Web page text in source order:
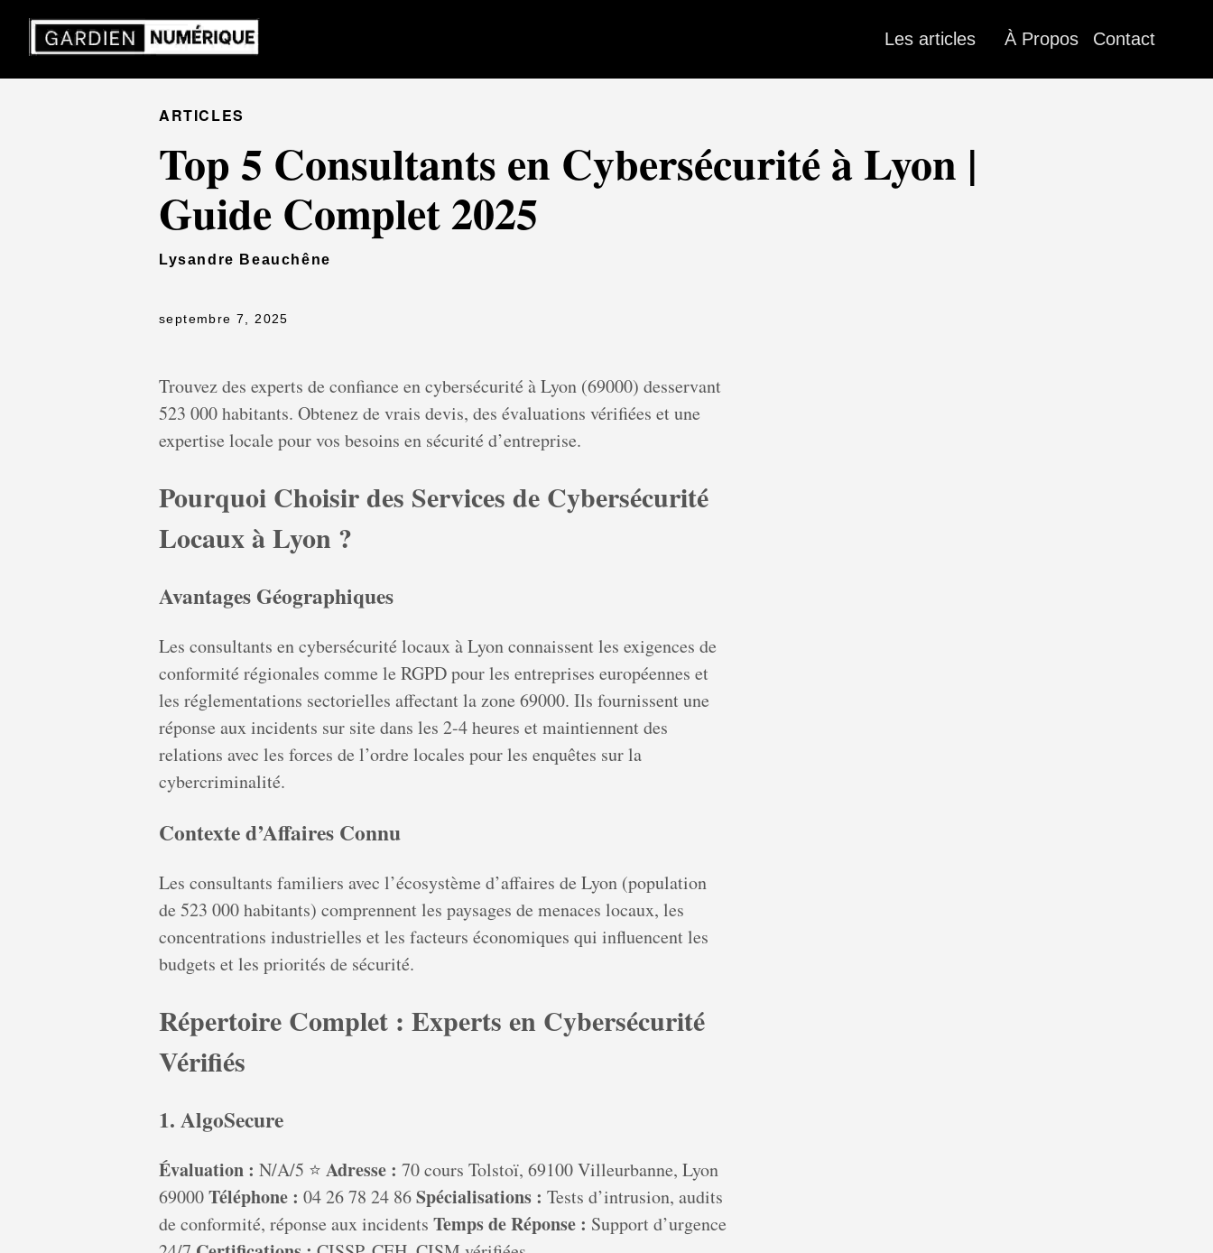
Les articles À Propos Contact
ARTICLES
Top 5 Consultants en Cybersécurité à Lyon |
Guide Complet 2025
Lysandre Beauchêne
septembre 7, 2025
Trouvez des experts de confiance en cybersécurité à Lyon (69000) desservant
523 000 habitants. Obtenez de vrais devis, des évaluations vérifiées et une
expertise locale pour vos besoins en sécurité d’entreprise.
Pourquoi Choisir des Services de Cybersécurité
Locaux à Lyon ?
Avantages Géographiques
Les consultants en cybersécurité locaux à Lyon connaissent les exigences de
conformité régionales comme le RGPD pour les entreprises européennes et
les réglementations sectorielles affectant la zone 69000. Ils fournissent une
réponse aux incidents sur site dans les 2-4 heures et maintiennent des
relations avec les forces de l’ordre locales pour les enquêtes sur la
cybercriminalité.
Contexte d’Affaires Connu
Les consultants familiers avec l’écosystème d’affaires de Lyon (population
de 523 000 habitants) comprennent les paysages de menaces locaux, les
concentrations industrielles et les facteurs économiques qui influencent les
budgets et les priorités de sécurité.
Répertoire Complet : Experts en Cybersécurité
Vérifiés
1. AlgoSecure
Évaluation : N/A/5 ⭐ Adresse : 70 cours Tolstoï, 69100 Villeurbanne, Lyon
69000Téléphone : 04 26 78 24 86Spécialisations : Tests d’intrusion, audits
de conformité, réponse aux incidents Temps de Réponse : Support d’urgence